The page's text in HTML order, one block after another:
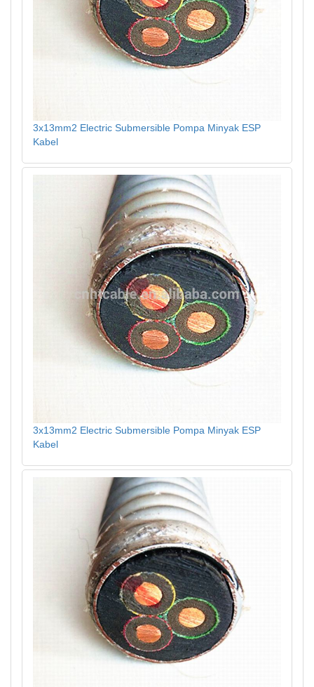
3x13mm2 Electric Submersible Pompa Minyak ESP
Kabel
3x13mm2 Electric Submersible Pompa Minyak ESP
Kabel